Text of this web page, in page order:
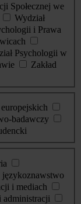
Społecznej we
Wydział
i Prawa
Psychologii w
Zakład
badawczy
językoznawstwo
i mediach
administracji